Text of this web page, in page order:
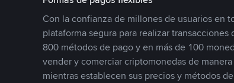
Con la confianza de millones de usuarios en
plataforma segura para realizar
800 métodos de pago y en más de 100
vender y comerciar criptomonedas de
mientras establecen sus precios y métodos